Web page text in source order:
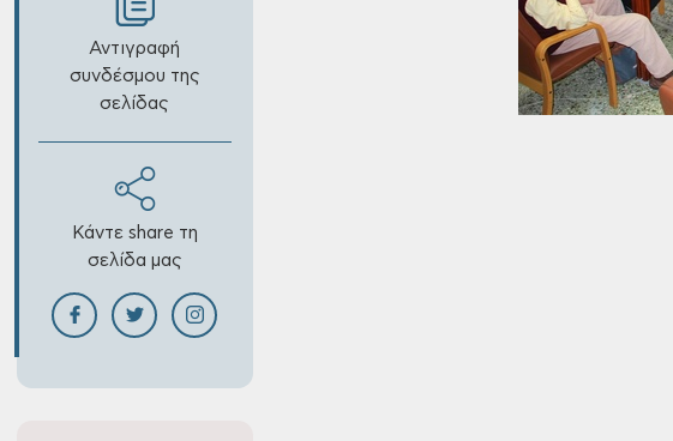
Αντιγραφή
συνδέσμου της
σελίδας
Κάντε share τη
σελίδα μας